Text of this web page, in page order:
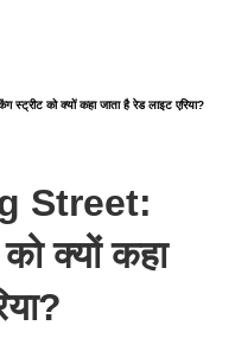
को क्यों कहा जाता है रेड लाइट एरिया?
Street:
को क्यों कहा